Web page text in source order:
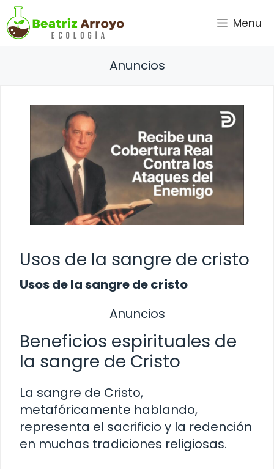
Saltar
al
contenido
Menu
Anuncios
Usos de la sangre de cristo
Usos de la sangre de cristo
Anuncios
Beneficios espirituales de
la sangre de Cristo
La sangre de Cristo,
metafóricamente hablando,
representa el sacrificio y la redención
en muchas tradiciones religiosas.